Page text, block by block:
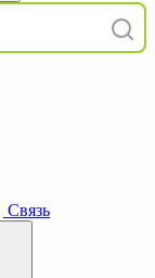
Связь